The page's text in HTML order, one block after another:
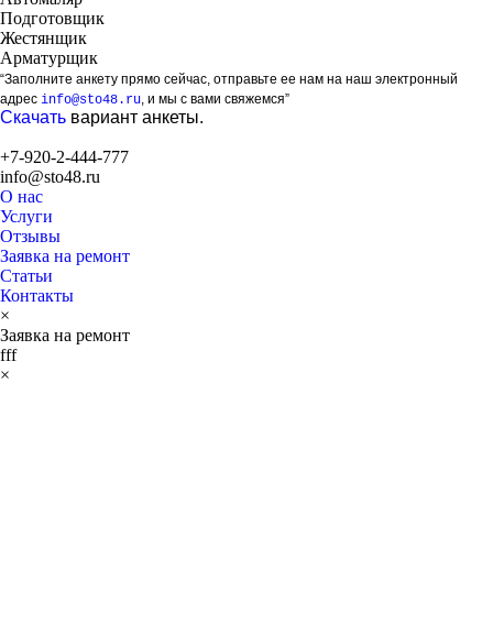
Подготовщик
Жестянщик
Арматурщик
“Заполните анкету прямо сейчас, отправьте ее нам на наш электронный
адрес info@sto48.ru, и мы с вами свяжемся”
Скачать вариант анкеты.
+7-920-2-444-777
info@sto48.ru
О нас
Услуги
Отзывы
Заявка на ремонт
Статьи
Контакты
×
Заявка на ремонт
fff
×